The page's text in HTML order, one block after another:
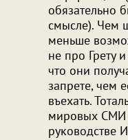
обязательно
смысле). Чем
меньше
не про Грету
что они
запрете, чем
въехать.
мировых СМИ
руководстве